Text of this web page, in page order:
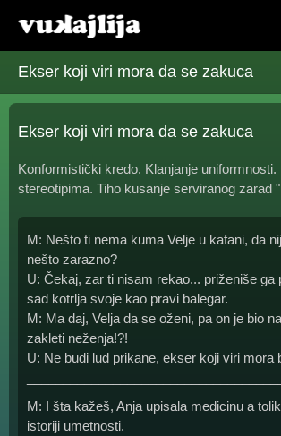
Ekser koji viri mora da se zakuca
Ekser koji viri mora da se zakuca
Konformistički kredo. Klanjanje uniformnosti.
stereotipima. Tiho kusanje serviranog zarad
M: Nešto ti nema kuma Velje u kafani, da
nešto zarazno?
U: Čekaj, zar ti nisam rekao... priženiše ga
sad kotrlja svoje kao pravi balegar.
M: Ma daj, Velja da se oženi, pa on je bio
zakleti neženja!?!
U: Ne budi lud prikane, ekser koji viri mora
M: I šta kažeš, Anja upisala medicinu a
istoriji umetnosti.